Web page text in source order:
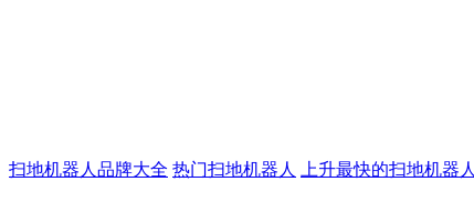
扫地机器人品牌大全 热门扫地机器人 上升最快的扫地机器人